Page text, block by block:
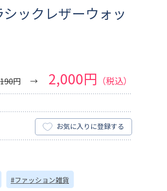
ックレザーウォッ
円 2,000円 （税込）
お気に入りに登録する
#ファッション雑貨